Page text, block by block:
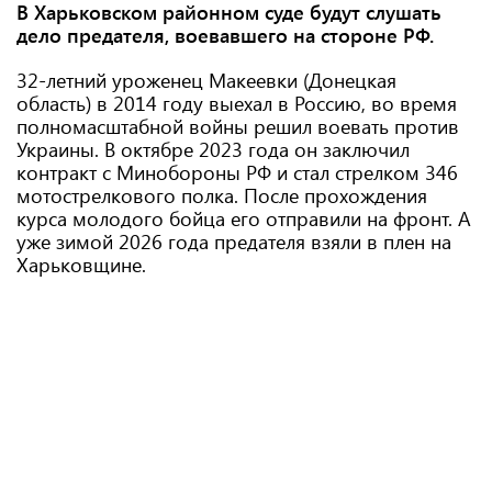
В Харьковском районном суде будут слушать
дело предателя, воевавшего на стороне РФ.
32-летний уроженец Макеевки (Донецкая
область) в 2014 году выехал в Россию, во время
полномасштабной войны решил воевать против
Украины. В октябре 2023 года он заключил
контракт с Минобороны РФ и стал стрелком 346
мотострелкового полка. После прохождения
курса молодого бойца его отправили на фронт. А
уже зимой 2026 года предателя взяли в плен на
Харьковщине.